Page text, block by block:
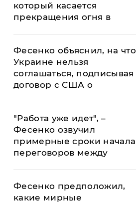
который касается
прекращения огня в
Фесенко объяснил, на что
Украине нельзя
соглашаться, подписывая
договор с США о
"Работа уже идет", –
Фесенко озвучил
примерные сроки начала
переговоров между
Фесенко предположил,
какие мирные